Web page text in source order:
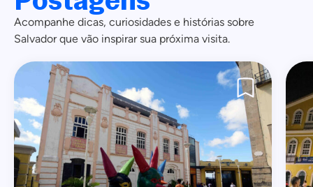
Acompanhe dicas, curiosidades e histórias sobre
Salvador que vão inspirar sua próxima visita.